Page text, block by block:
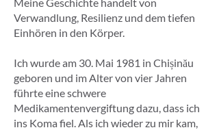
Verwandlung, Resilienz und dem tiefen
Einhören in den Körper.
Ich wurde am 30. Mai 1981 in Chișinău
geboren und im Alter von vier Jahren
führte eine schwere
Medikamentenvergiftung dazu, dass ich
ins Koma fiel. Als ich wieder zu mir kam,